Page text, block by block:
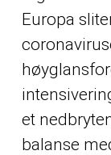
Europa
et
balanse